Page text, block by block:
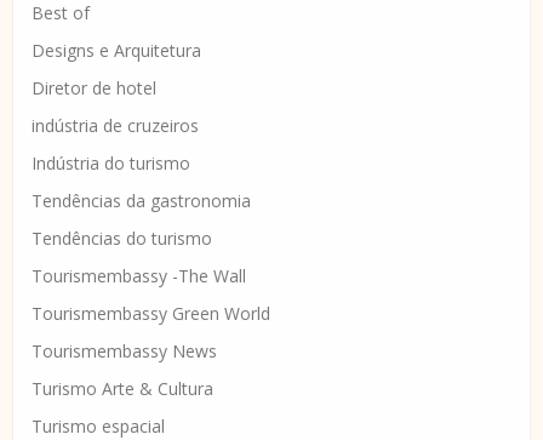
Best of
Designs e Arquitetura
Diretor de hotel
indústria de cruzeiros
Indústria do turismo
Tendências da gastronomia
Tendências do turismo
Tourismembassy -The Wall
Tourismembassy Green World
Tourismembassy News
Turismo Arte & Cultura
Turismo espacial